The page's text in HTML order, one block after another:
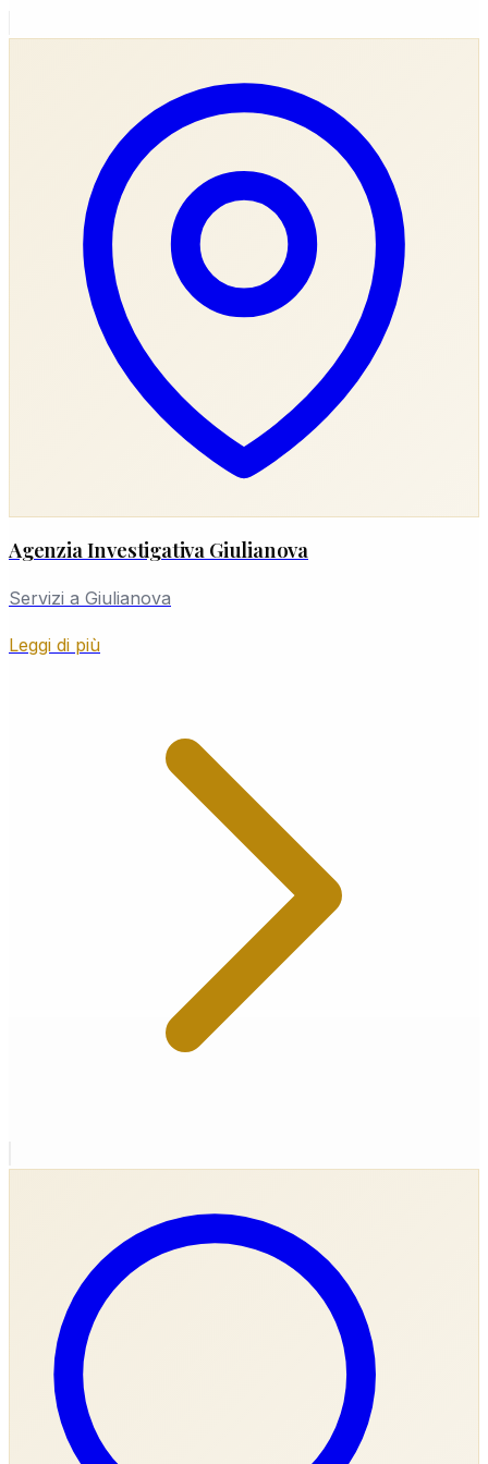
Agenzia Investigativa Giulianova
Servizi a Giulianova
Leggi di più